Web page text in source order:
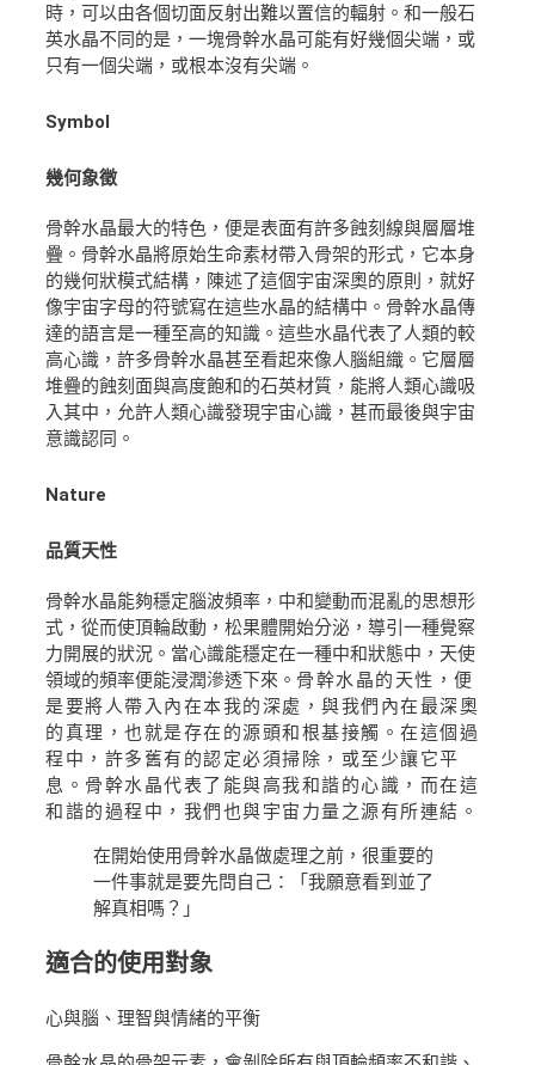
時，可以由各個切面反射出難以置信的輻射。和一般石
英水晶不同的是，一塊骨幹水晶可能有好幾個尖端，或
只有一個尖端，或根本沒有尖端。
Symbol
幾何象徵
骨幹水晶最大的特色，便是表面有許多蝕刻線與層層堆
疊。骨幹水晶將原始生命素材帶入骨架的形式，它本身
的幾何狀模式結構，陳述了這個宇宙深奧的原則，就好
像宇宙字母的符號寫在這些水晶的結構中。骨幹水晶傳
達的語言是一種至高的知識。這些水晶代表了人類的較
高心識，許多骨幹水晶甚至看起來像人腦組織。它層層
堆疊的蝕刻面與高度飽和的石英材質，能將人類心識吸
入其中，允許人類心識發現宇宙心識，甚而最後與宇宙
意識認同。
Nature
品質天性
骨幹水晶能夠穩定腦波頻率，中和變動而混亂的思想形
式，從而使頂輪啟動，松果體開始分泌，導引一種覺察
力開展的狀況。當心識能穩定在一種中和狀態中，天使
領域的頻率便能浸潤滲透下來。 骨幹水晶的天性，便
是要將人帶入內在本我的深處，與我們內在最深奧
的真理，也就是存在的源頭和根基接觸。在這個過
程中，許多舊有的認定必須掃除，或至少讓它平
息。骨幹水晶代表了能與高我和諧的心識，而在這
和諧的過程中，我們也與宇宙力量之源有所連結。
在開始使用骨幹水晶做處理之前，很重要的
一件事就是要先問自己：「我願意看到並了
解真相嗎？」
適合的使用對象
心與腦、理智與情緒的平衡